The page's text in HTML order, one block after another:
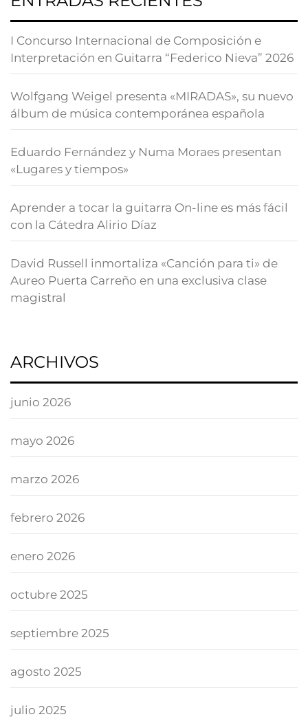
I Concurso Internacional de Composición e
Interpretación en Guitarra “Federico Nieva” 2026
Wolfgang Weigel presenta «MIRADAS», su nuevo
álbum de música contemporánea española
Eduardo Fernández y Numa Moraes presentan
«Lugares y tiempos»
Aprender a tocar la guitarra On-line es más fácil
con la Cátedra Alirio Díaz
David Russell inmortaliza «Canción para ti» de
Aureo Puerta Carreño en una exclusiva clase
magistral
ARCHIVOS
junio 2026
mayo 2026
marzo 2026
febrero 2026
enero 2026
octubre 2025
septiembre 2025
agosto 2025
julio 2025